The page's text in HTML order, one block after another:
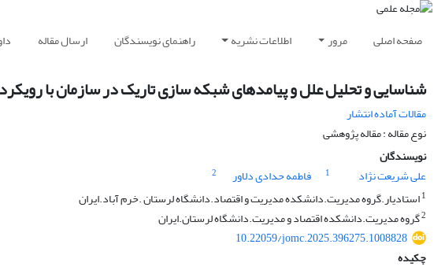
صفحه اصلی مرور اطلاعات نشریه راهنمای نویسندگان ارسال مقاله
شناسایی و تحلیل علل و پیامدهای شبکه سازی تاریک در سازمان با رویکردFCM
مقالات آماده انتشار
نوع مقاله : مقاله پژوهشی
نویسندگان
علی شریعت نژاد
1 فاطمه حدادی دلاور
2
1استادیار.گروه مدیریت.دانشکده مدیریت و اقتصاد.دانشگاه لرستان .خرم آباد.ایران
2گروه مدیریت.دانشکده اقتصاد و مدیریت.دانشگاه لرستان.ایران
10.22059/jomc.2025.396275.1008828
چکیده